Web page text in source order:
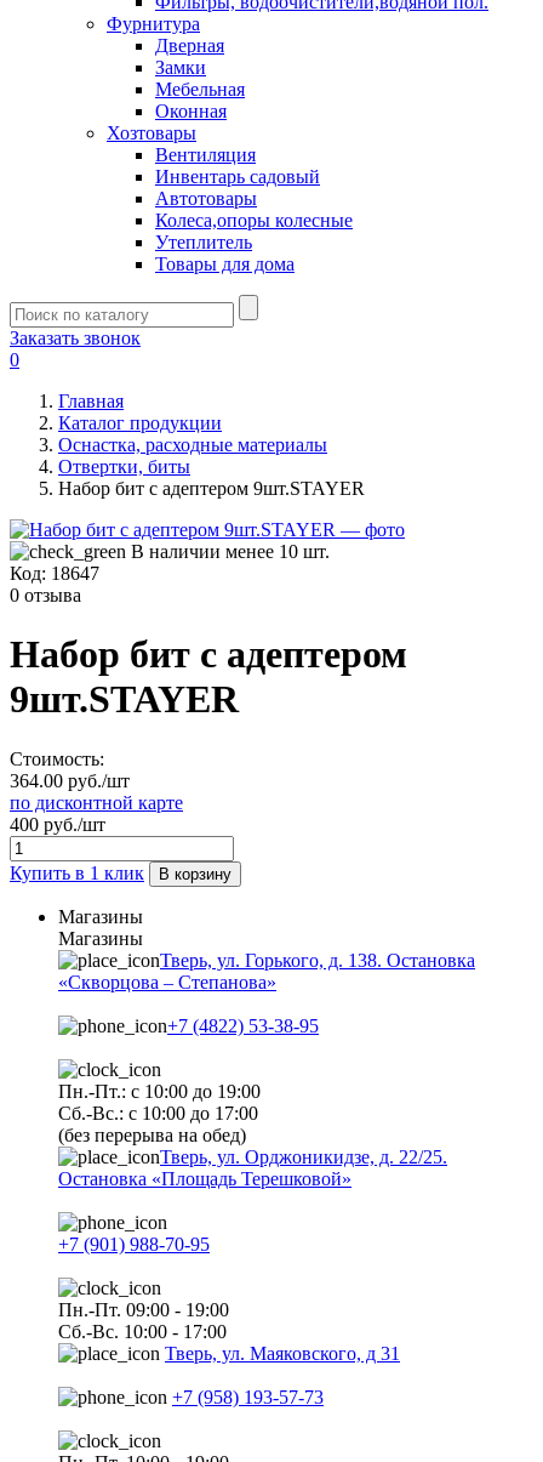
Фурнитура
Дверная
Замки
Мебельная
Оконная
Хозтовары
Вентиляция
Инвентарь садовый
Автотовары
Колеса,опоры колесные
Утеплитель
Товары для дома
Заказать звонок
0
Главная
Каталог продукции
Оснастка, расходные материалы
Отвертки, биты
Набор бит c адептером 9шт.STAYER
В наличии менее 10 шт.
Код: 18647
0 отзыва
Набор бит c адептером
9шт.STAYER
Стоимость:
364.00 руб./шт
по дисконтной карте
400 руб./шт
Купить в 1 клик В корзину
Магазины
Магазины
Тверь, ул. Горького, д. 138. Остановка
«Скворцова – Степанова»
+7 (4822) 53-38-95
Пн.-Пт.: с 10:00 до 19:00
Сб.-Вс.: с 10:00 до 17:00
(без перерыва на обед)
Тверь, ул. Орджоникидзе, д. 22/25.
Остановка «Площадь Терешковой»
+7 (901) 988-70-95
Пн.-Пт. 09:00 - 19:00
Сб.-Вс. 10:00 - 17:00
Тверь, ул. Маяковского, д 31
+7 (958) 193-57-73